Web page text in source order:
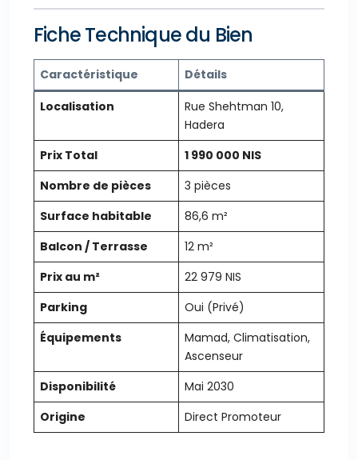
Fiche Technique du Bien
Caractéristique
Détails
Localisation
Rue Shehtman 10,
Hadera
Prix Total
1 990 000 NIS
Nombre de pièces
3 pièces
Surface habitable
86,6 m²
Balcon / Terrasse
12 m²
Prix au m²
22 979 NIS
Parking
Oui (Privé)
Équipements
Mamad, Climatisation,
Ascenseur
Disponibilité
Mai 2030
Origine
Direct Promoteur